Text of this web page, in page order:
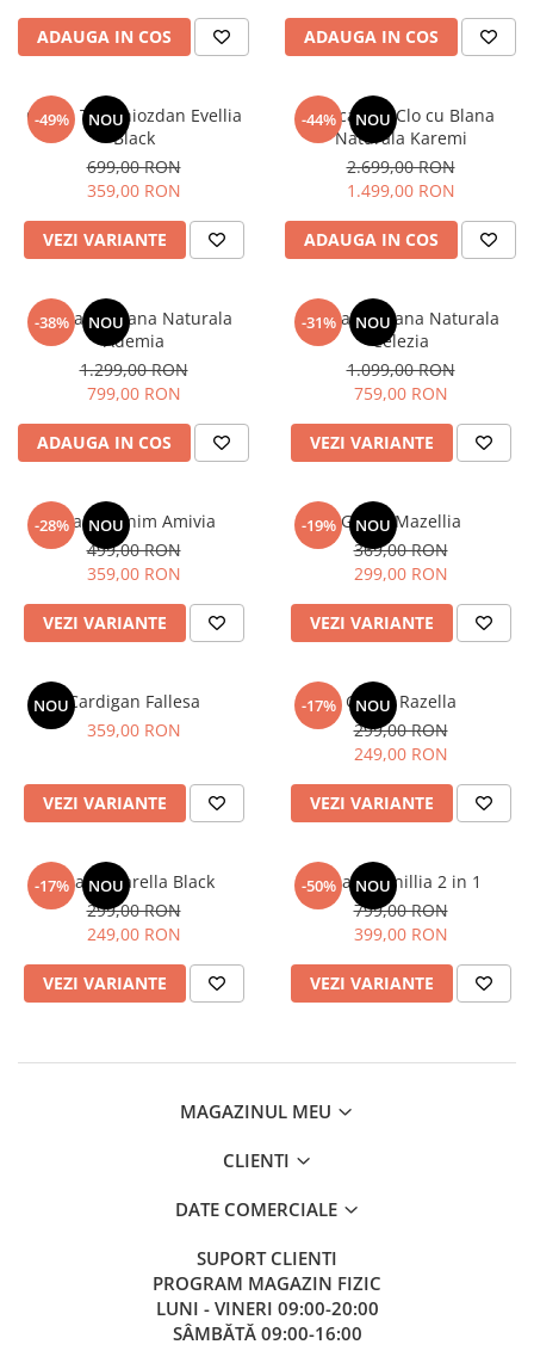
ADAUGA IN COS ADAUGA IN COS
-49% NOU
Geaca Tip Ghiozdan Evellia
Black
699,00 RON
359,00 RON
VEZI VARIANTE
-44% NOU
Geaca Flo&Clo cu Blana
Naturala Karemi
2.699,00 RON
1.499,00 RON
ADAUGA IN COS
-38% NOU
Geaca cu Blana Naturala
Ademia
1.299,00 RON
799,00 RON
ADAUGA IN COS
-31% NOU
Geaca cu Blana Naturala
Celezia
1.099,00 RON
759,00 RON
VEZI VARIANTE
-28% NOU
Geaca Denim Amivia
499,00 RON
359,00 RON
VEZI VARIANTE
-19% NOU
Geaca Mazellia
369,00 RON
299,00 RON
VEZI VARIANTE
NOUCardigan Fallesa
359,00 RON
VEZI VARIANTE
-17% NOU
Geaca Razella
299,00 RON
249,00 RON
VEZI VARIANTE
-17% NOU
Geaca Marella Black
299,00 RON
249,00 RON
VEZI VARIANTE
-50% NOU
Geaca Tanillia 2 in 1
799,00 RON
399,00 RON
VEZI VARIANTE
MAGAZINUL MEU
CLIENTI
DATE COMERCIALE
SUPORT CLIENTI
PROGRAM MAGAZIN FIZIC
LUNI - VINERI 09:00-20:00
SÂMBĂTĂ 09:00-16:00